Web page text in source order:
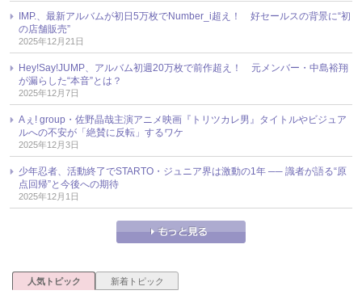
IMP.、最新アルバムが初日5万枚でNumber_i超え！ 好セールスの背景に“初
の店舗販売”
2025年12月21日
Hey!Say!JUMP、アルバム初週20万枚で前作超え！ 元メンバー・中島裕翔
が漏らした“本音”とは？
2025年12月7日
Aぇ! group・佐野晶哉主演アニメ映画『トリツカレ男』タイトルやビジュア
ルへの不安が「絶賛に反転」するワケ
2025年12月3日
少年忍者、活動終了でSTARTO・ジュニア界は激動の1年 ── 識者が語る“原
点回帰”と今後への期待
2025年12月1日
人気トピック 新着トピック